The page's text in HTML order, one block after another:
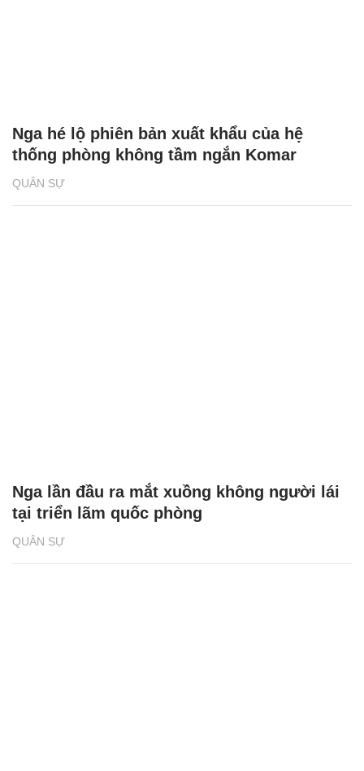
QUÂN SỰ
Nga hé lộ phiên bản xuất khẩu của hệ
thống phòng không tầm ngắn Komar
QUÂN SỰ
Nga lần đầu ra mắt xuồng không người lái
tại triển lãm quốc phòng